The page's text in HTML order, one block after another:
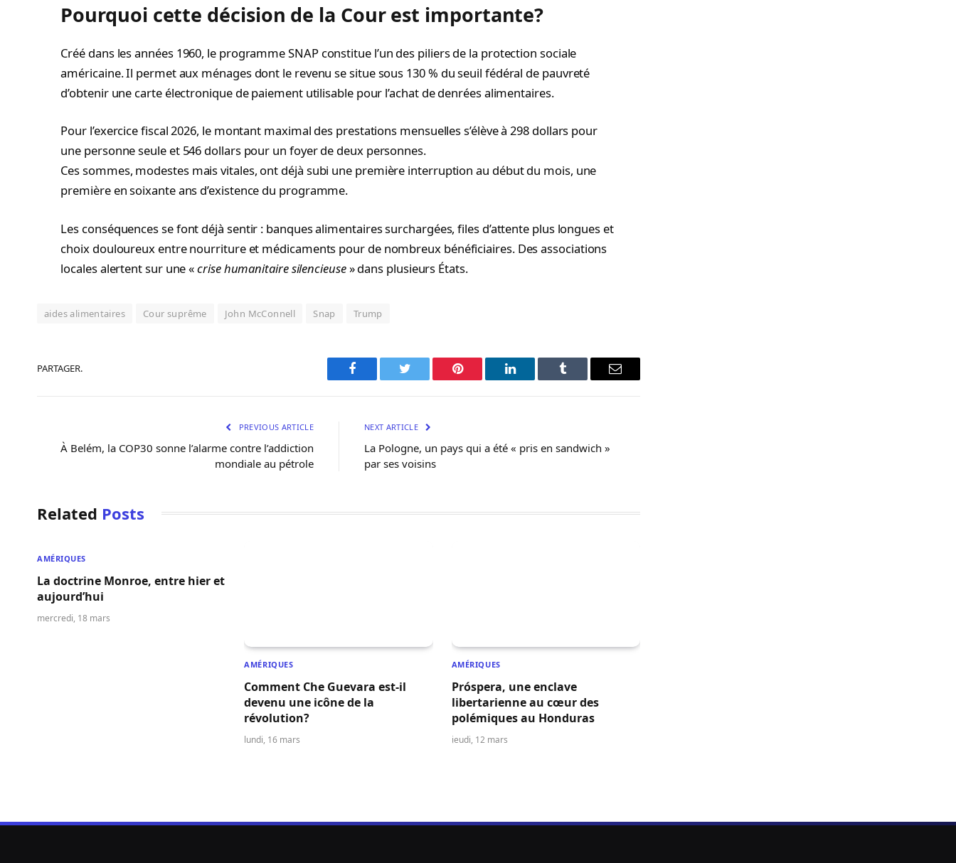
Pourquoi cette décision de la Cour est importante?
Créé dans les années 1960, le programme SNAP constitue l’un des piliers de la protection sociale
américaine. Il permet aux ménages dont le revenu se situe sous 130 % du seuil fédéral de pauvreté
d’obtenir une carte électronique de paiement utilisable pour l’achat de denrées alimentaires.
Pour l’exercice fiscal 2026, le montant maximal des prestations mensuelles s’élève à 298 dollars pour
une personne seule et 546 dollars pour un foyer de deux personnes.
Ces sommes, modestes mais vitales, ont déjà subi une première interruption au début du mois, une
première en soixante ans d’existence du programme.
Les conséquences se font déjà sentir : banques alimentaires surchargées, files d’attente plus longues et
choix douloureux entre nourriture et médicaments pour de nombreux bénéficiaires. Des associations
locales alertent sur une «crise humanitaire silencieuse» dans plusieurs États.
aides alimentaires Cour suprême John McConnell Snap Trump
PARTAGER.
Facebook Twitter Pinterest LinkedIn Tumblr Email
PREVIOUS ARTICLE
À Belém, la COP30 sonne l’alarme contre l’addiction
mondiale au pétrole
NEXT ARTICLE
La Pologne, un pays qui a été « pris en sandwich »
par ses voisins
Related Posts
AMÉRIQUES
La doctrine Monroe, entre hier et
aujourd’hui
mercredi, 18 mars
AMÉRIQUES
Comment Che Guevara est-il
devenu une icône de la
révolution?
lundi, 16 mars
AMÉRIQUES
Próspera, une enclave
libertarienne au cœur des
polémiques au Honduras
jeudi, 12 mars